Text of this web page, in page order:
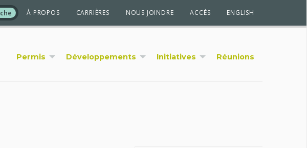
À PROPOS CARRIÈRES NOUS JOINDRE ACCÈS ENGLISH
Permis Développements Initiatives Réunions